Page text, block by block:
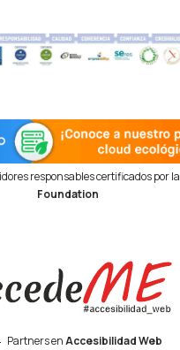
responsables certificados por la
Foundation
Partners enAccesibilidad Web